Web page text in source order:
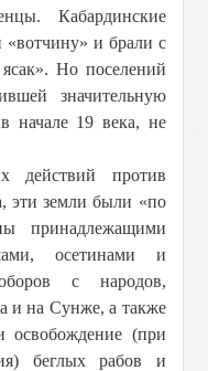
Кабардинские
«вотчину» и брали с
Но поселений
значительную
начале 19 века, не
действий против
эти земли были «по
принадлежащими
осетинами и
с народов,
и на Сунже, а также
освобождение (при
беглых рабов и